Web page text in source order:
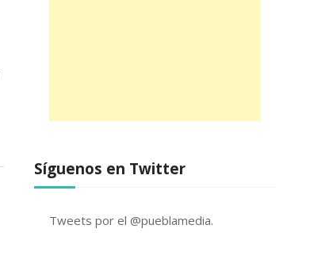
Síguenos en Twitter
Tweets por el @pueblamedia.